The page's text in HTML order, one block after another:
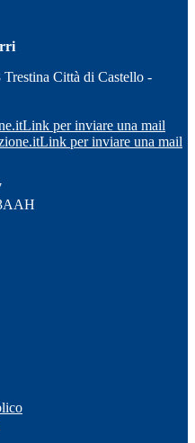
Città di Castello -
Link per inviare una mail
Link per inviare una mail